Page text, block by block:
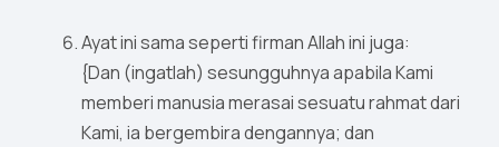
Ayat ini sama seperti firman Allah ini juga:
{Dan (ingatlah) sesungguhnya apabila Kami
memberi manusia merasai sesuatu rahmat dari
Kami, ia bergembira dengannya; dan